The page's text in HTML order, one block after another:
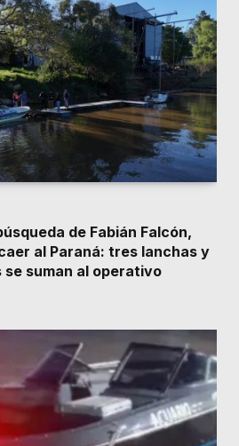
de Fabián Falcón,
al Paraná: tres lanchas y
suman al operativo